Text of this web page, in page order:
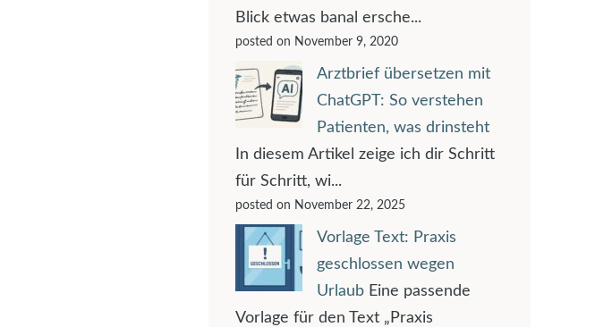
Blick etwas banal ersche...
posted on November 9, 2020
Arztbrief übersetzen mit
ChatGPT: So verstehen
Patienten, was drinsteht
In diesem Artikel zeige ich dir Schritt
für Schritt, wi...
posted on November 22, 2025
Vorlage Text: Praxis
geschlossen wegen
Urlaub Eine passende
Vorlage für den Text „Praxis